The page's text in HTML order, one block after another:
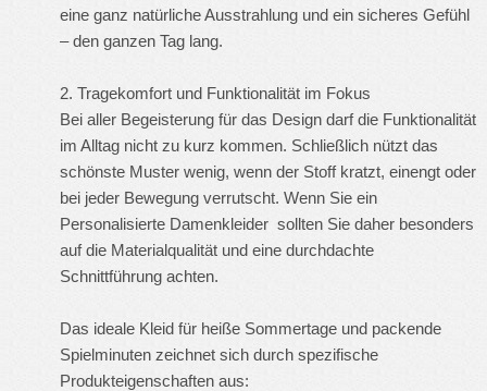
eine ganz natürliche Ausstrahlung und ein sicheres Gefühl
– den ganzen Tag lang.
2. Tragekomfort und Funktionalität im Fokus
Bei aller Begeisterung für das Design darf die Funktionalität
im Alltag nicht zu kurz kommen. Schließlich nützt das
schönste Muster wenig, wenn der Stoff kratzt, einengt oder
bei jeder Bewegung verrutscht. Wenn Sie ein
Personalisierte Damenkleider sollten Sie daher besonders
auf die Materialqualität und eine durchdachte
Schnittführung achten.
Das ideale Kleid für heiße Sommertage und packende
Spielminuten zeichnet sich durch spezifische
Produkteigenschaften aus: